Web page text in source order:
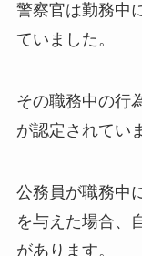
警察官は勤務中
ていました。
その職務中の行
が認定されてい
公務員が職務中
を与えた場合、
があります。